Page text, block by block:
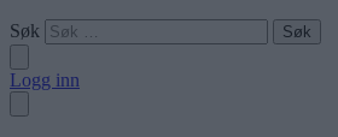
Søk
Logg inn